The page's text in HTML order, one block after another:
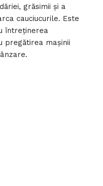
grăsimii și a
cauciucurile. Este
întreținerea
pregătirea mașinii